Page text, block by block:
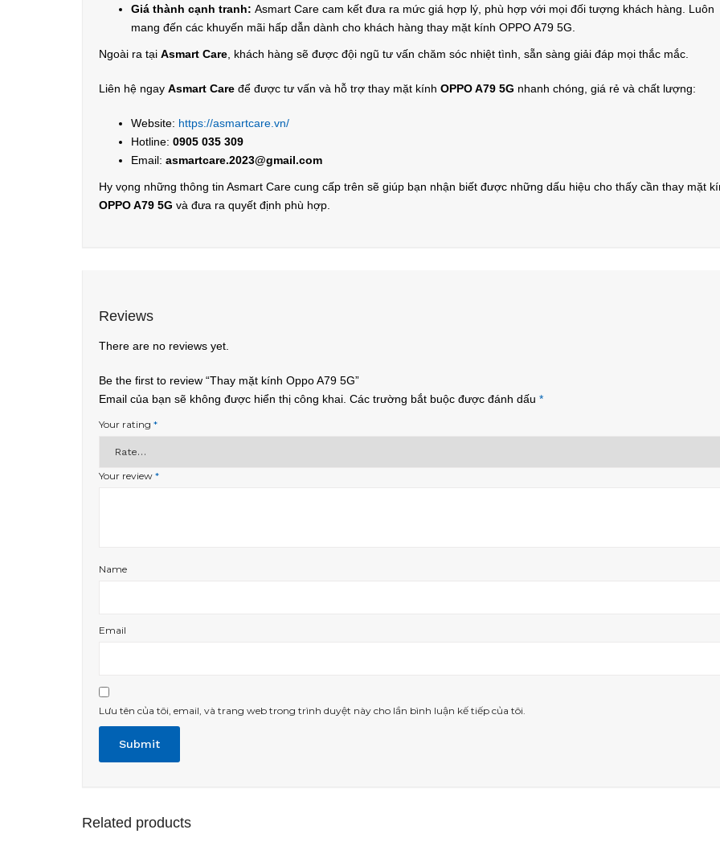
Giá thành cạnh tranh: Asmart Care cam kết đưa ra mức giá hợp lý, phù hợp với mọi đối tượng khách hàng. Luôn
mang đến các khuyến mãi hấp dẫn dành cho khách hàng thay mặt kính OPPO A79 5G.
Ngoài ra tại Asmart Care , khách hàng sẽ được đội ngũ tư vấn chăm sóc nhiệt tình, sẵn sàng giải đáp mọi thắc mắc.
Liên hệ ngay Asmart Care để được tư vấn và hỗ trợ thay mặt kính OPPO A79 5G nhanh chóng, giá rẻ và chất lượng:
Website: https://asmartcare.vn/
Hotline: 0905 035 309
Email: asmartcare.2023@gmail.com
Hy vọng những thông tin Asmart Care cung cấp trên sẽ giúp bạn nhận biết được những dấu hiệu cho thấy cần thay mặt
OPPO A79 5G và đưa ra quyết định phù hợp.
Reviews
There are no reviews yet.
Be the first to review “Thay mặt kính Oppo A79 5G”
Email của bạn sẽ không được hiển thị công khai. Các trường bắt buộc được đánh dấu *
Your rating *
Your review *
Name
Email
Lưu tên của tôi, email, và trang web trong trình duyệt này cho lần bình luận kế tiếp của tôi.
Related products